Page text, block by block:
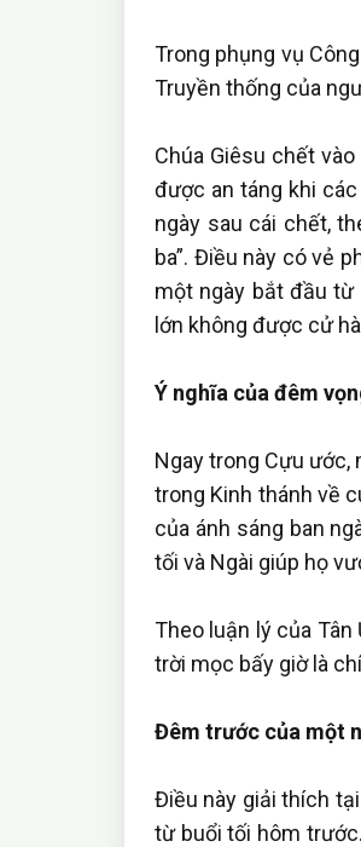
Trong phụng vụ
Truyền thống của
Chúa Giêsu chết
được an táng khi
ngày sau cái chết,
ba”. Điều này có vẻ
một ngày bắt đầu từ
lớn không được cử
Ý nghĩa của đêm
Ngay trong Cựu ước,
trong Kinh thánh về
của ánh sáng ban
tối và Ngài giúp họ
Theo luận lý của
trời mọc bấy giờ là
Đêm trước của một
Điều này giải thích
từ buổi tối hôm